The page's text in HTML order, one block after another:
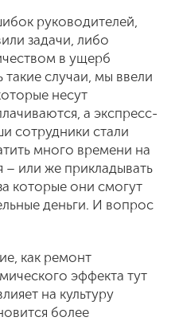
руководителей,
задачи, либо
в ущерб
такие случаи, мы ввели
несут
а экспресс-
сотрудники стали
много времени на
– или же прикладывать
которые они смогут
деньги. И вопрос
как ремонт
эффекта тут
на культуру
более